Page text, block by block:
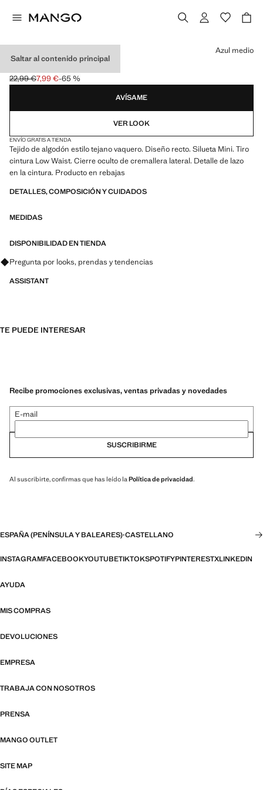
Saltar al contenido principal
MINI SHORTS LAZO
Precio inicial tachado [22,99 € ]
22,99 €
Precio actual [7,99 € ]
7,99 €-65 %
Selecciona un color
Azul medio
AVÍSAME
VER LOOK
ENVÍO GRATIS A TIENDA
Tejido de algodón estilo tejano vaquero. Diseño recto. Silueta Mini. Tiro
cintura Low Waist. Cierre oculto de cremallera lateral. Detalle de lazo
en la cintura. Producto en rebajas
DETALLES, COMPOSICIÓN Y CUIDADOS
MEDIDAS
DISPONIBILIDAD EN TIENDA
Pregunta por looks, prendas y tendencias
ASSISTANT
TE PUEDE INTERESAR
Recibe promociones exclusivas, ventas privadas y novedades
E-mail
SUSCRIBIRME
Al suscribirte, confirmas que has leído la Política de privacidad.
ESPAÑA (PENÍNSULA Y BALEARES)·CASTELLANO
INSTAGRAMFACEBOOKYOUTUBETIKTOKSPOTIFYPINTERESTXLINKEDIN
AYUDA
MIS COMPRAS
DEVOLUCIONES
EMPRESA
TRABAJA CON NOSOTROS
PRENSA
MANGO OUTLET
SITE MAP